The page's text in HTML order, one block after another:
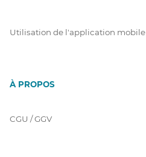
Utilisation de l'application mobile
À PROPOS
CGU / GGV